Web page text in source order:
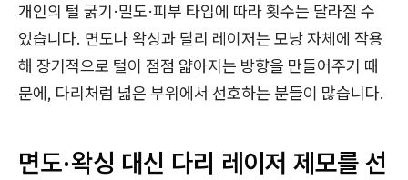
개인의 털 굵기·밀도·피부 타입에 따라 횟수는 달라질 수
있습니다. 면도나 왁싱과 달리 레이저는 모낭 자체에 작용
해 장기적으로 털이 점점 얇아지는 방향을 만들어주기 때
문에, 다리처럼 넓은 부위에서 선호하는 분들이 많습니다.
면도·왁싱 대신 다리 레이저 제모를 선